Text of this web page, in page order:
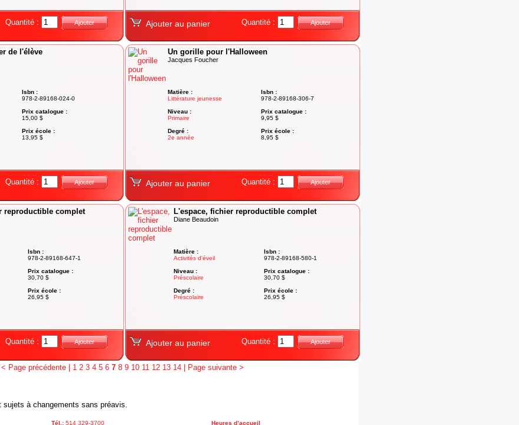
Quantité : Ajouter Ajouter au panier Quantité : Ajouter
de l'élève
Isbn :
978-2-89168-024-0
Prix catalogue :
15,00 $
Prix école :
13,95 $
Quantité : Ajouter
Un gorille pour l'Halloween
Jacques Foucher
Matière :
Littérature jeunesse
Niveau :
Primaire
Degré :
2e année
Isbn :
978-2-89168-306-7
Prix catalogue :
9,95 $
Prix école :
8,95 $
Ajouter au panier Quantité : Ajouter
reproductible complet
Isbn :
978-2-89168-647-1
Prix catalogue :
30,70 $
Prix école :
26,95 $
Quantité : Ajouter
L'espace, fichier reproductible complet
Diane Beaudoin
Matière :
Activités d'éveil
Niveau :
Préscolaire
Degré :
Préscolaire
Isbn :
978-2-89168-580-1
Prix catalogue :
30,70 $
Prix école :
26,95 $
Ajouter au panier Quantité : Ajouter
< Page précédente| 1 2 3 4 5 6 7 8 9 10 11 12 13 14 Page suivante >
à changements sans préavis.
Tél.: 514 329-3700 Heures d’accueil